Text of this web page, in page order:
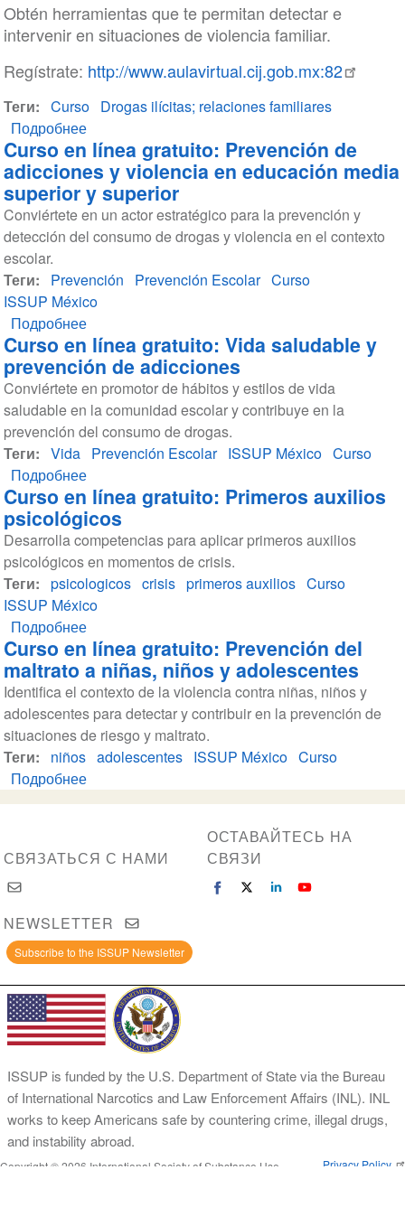
prevención
de
adicciones
y
violencia
en
educación
media
superior
y
superior
Obtén herramientas que te permitan detectar e
intervenir en situaciones de violencia familiar.
Regístrate: http://www.aulavirtual.cij.gob.mx:82
Теги Curso Drogas ilícitas; relaciones familiares
Подробнеео
Curso
en
línea
gratuito:
atención
la
violencia
familiar
Curso en línea gratuito: Prevención de
adicciones y violencia en educación media
superior y superior
Conviértete en un actor estratégico para la prevención y
detección del consumo de drogas y violencia en el contexto
escolar.
Теги
Prevención Prevención Escolar Curso
ISSUP México
Подробнеео
Curso
en
línea
gratuito:
Prevención
de
adicciones
y
violencia
en
educación
media
superior
y
superior
Curso en línea gratuito: Vida saludable y
prevención de adicciones
Conviértete en promotor de hábitos y estilos de vida
saludable en la comunidad escolar y contribuye en la
prevención del consumo de drogas.
Теги
Vida Prevención Escolar ISSUP México Curso
Подробнеео
Curso
en
línea
gratuito:
Vida
saludable
y
prevención
de
adicciones
Curso en línea gratuito: Primeros auxilios
psicológicos
Desarrolla competencias para aplicar primeros auxilios
psicológicos en momentos de crisis.
Теги
psicologicos crisis primeros auxilios Curso
ISSUP México
Подробнеео
Curso
en
línea
gratuito:
Primeros
auxilios
psicológicos
Curso en línea gratuito: Prevención del
maltrato a niñas, niños y adolescentes
Identifica el contexto de la violencia contra niñas, niños y
adolescentes para detectar y contribuir en la prevención de
situaciones de riesgo y maltrato.
Теги
niños adolescentes ISSUP México Curso
Подробнеео
Curso
gratuito:
maltrato
a
niños
y
adolescentes
СВЯЗАТЬСЯ С НАМИ
ОСТАВАЙТЕСЬ НА
СВЯЗИ
NEWSLETTER
Subscribe to the ISSUP Newsletter
ISSUP is funded by the U.S. Department of State via the Bureau
of International Narcotics and Law Enforcement Affairs (INL). INL
works to keep Americans safe by countering crime, illegal drugs,
and instability abroad.
Copyright © 2026 International Society of Substance Use
Privacy Policy